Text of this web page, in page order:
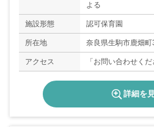
よる
施設形態 認可保育園
所在地 奈良県生駒市鹿畑町
アクセス 「お問い合わせくだ
詳細を